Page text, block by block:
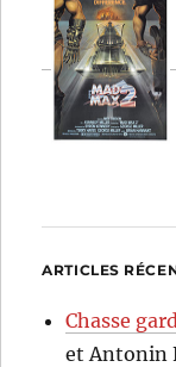
ARTICLES
Chasse
et Antonin